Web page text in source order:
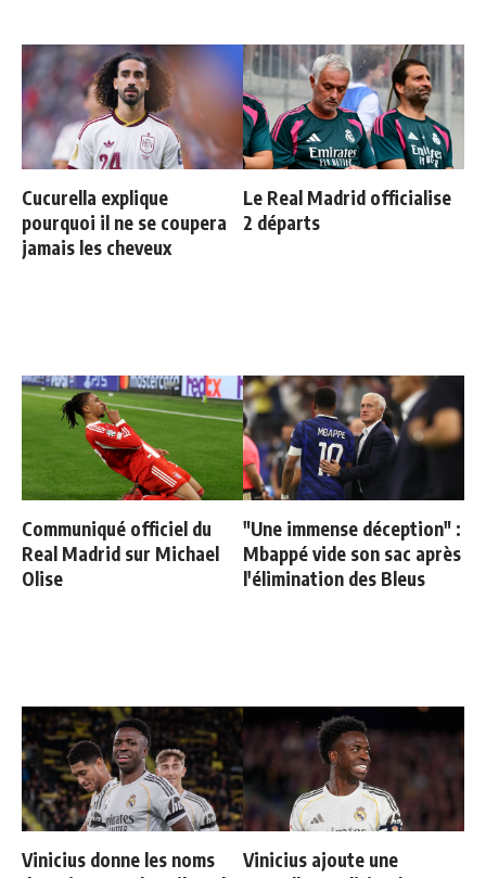
Cucurella explique
pourquoi il ne se coupera
jamais les cheveux
Le Real Madrid officialise
2 départs
Communiqué officiel du
Real Madrid sur Michael
Olise
"Une immense déception" :
Mbappé vide son sac après
l'élimination des Bleus
Vinicius donne les noms
Vinicius ajoute une